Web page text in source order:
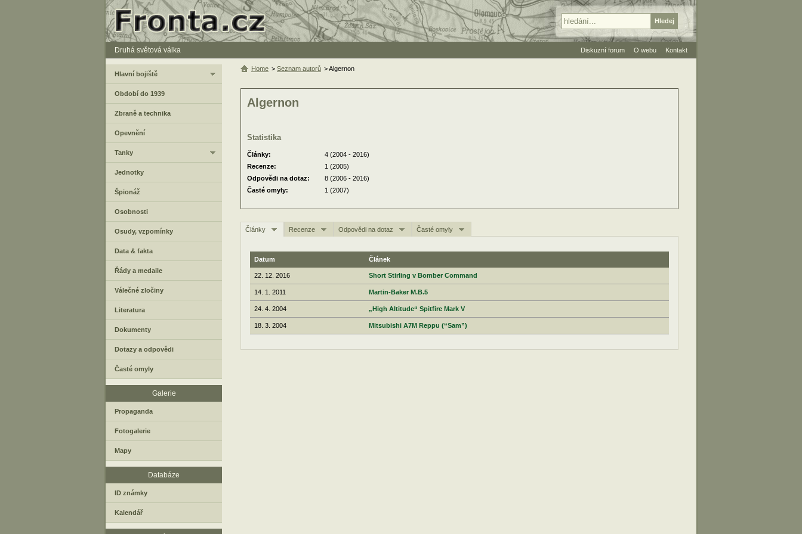
Druhá světová válka
Algernon
Statistika
Články:
4 (2004 - 2016)
Recenze:
1 (2005)
Odpovědi na dotaz:
8 (2006 - 2016)
Časté omyly:
1 (2007)
Články Recenze Odpovědi na dotaz Časté omyly
Datum Článek
22. 12. 2016 Short Stirling v Bomber Command
14. 1. 2011 Martin-Baker M.B.5
24. 4. 2004 „High Altitude“ Spitfire Mark V
18. 3. 2004 Mitsubishi A7M Reppu (“Sam”)
Home > Seznam autorů > Algernon
Hlavní bojiště
Období do 1939
Zbraně a technika
Opevnění
Tanky
Jednotky
Špionáž
Osobnosti
Osudy, vzpomínky
Data & fakta
Řády a medaile
Válečné zločiny
Literatura
Dokumenty
Dotazy a odpovědi
Časté omyly
Galerie
Propaganda
Fotogalerie
Mapy
Databáze
ID známky
Kalendář
Diskuzní forum O webu Kontakt